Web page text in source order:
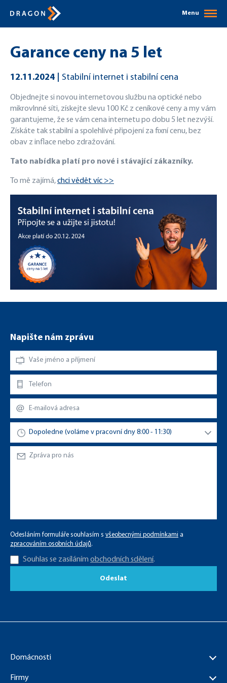
Menu
Garance ceny na 5 let
12.11.2024 Stabilní internet i stabilní cena
Objednejte si novou internetovou službu na optické nebo
mikrovlnné síti, získejte slevu 100 Kč z ceníkové ceny a my vám
garantujeme, že se vám cena internetu po dobu 5 let nezvýší.
Získáte tak stabilní a spolehlivé připojení za fixní cenu, bez
obav z inflace nebo zdražování.
Tato nabídka platí pro nové i stávající zákazníky.
To mě zajímá,chci vědět víc >>
Napište nám zprávu
Odesláním formuláře souhlasím s všeobecnými podmínkami a
zpracováním osobních údajů.
Souhlas se zasíláním obchodních sdělení.
Odeslat
Domácnosti
Firmy